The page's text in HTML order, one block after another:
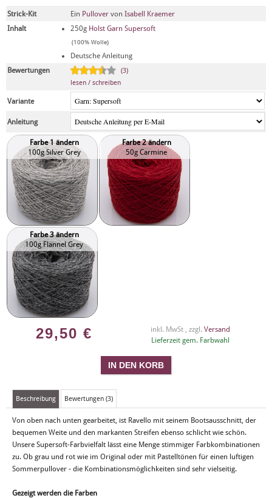
Strick-Kit Ein Pullover von Isabell Kraemer
Inhalt
250g Holst Garn Supersoft
(100% Wolle)
Deutsche Anleitung
Bewertungen
(3)
lesen / schreiben
Variante
Anleitung
Farbe 1 ändern
100g Silver Grey
Farbe 2 ändern
50g Carmine
Farbe 3 ändern
100g Flannel Grey
29,50 € inkl. MwSt , zzgl. Versand
Lieferzeit gem. Farbwahl
Beschreibung Bewertungen (3)
Von oben nach unten gearbeitet, ist Ravello mit seinem Bootsausschnitt, der
bequemen Weite und den markanten Streifen ebenso schlicht wie schön.
Unsere Supersoft-Farbvielfalt lässt eine Menge stimmiger Farbkombinationen
zu. Ob grau und rot wie im Original oder mit Pastelltönen für einen luftigen
Sommerpullover - die Kombinationsmöglichkeiten sind sehr vielseitig.
Gezeigt werden die Farben